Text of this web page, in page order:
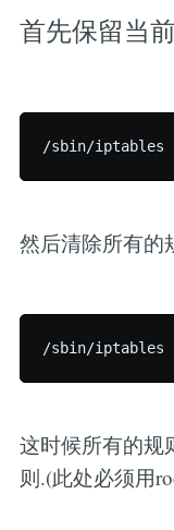
首先保留当
然后清除所有的
这时候所有的规
则.(此处必须用